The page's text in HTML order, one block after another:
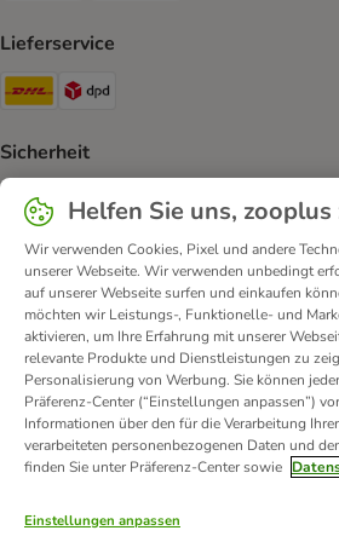
Lieferservice
DHL Shipping Method
Sicherheit
Kontakt Versandkosten und Lieferzeit
Allgemeine Geschäftsbedingungen
Vertrag widerrufen
Entsorgungs- und
Zahlungsarten
Über uns
Helfen Sie uns,
Wir verwenden Cookies, Pixel und andere
unserer Webseite. Wir verwenden unbedingt
auf unserer Webseite surfen und einkaufen
möchten wir Leistungs-, Funktionelle- und
aktivieren, um Ihre Erfahrung mit unserer
relevante Produkte und Dienstleistungen zu
Personalisierung von Werbung. Sie können
Präferenz-Center (“Einstellungen anpassen”)
Informationen über den für die Verarbeitung
verarbeiteten personenbezogenen Daten und
finden Sie unter Präferenz-Center sowie
Einstellungen anpassen